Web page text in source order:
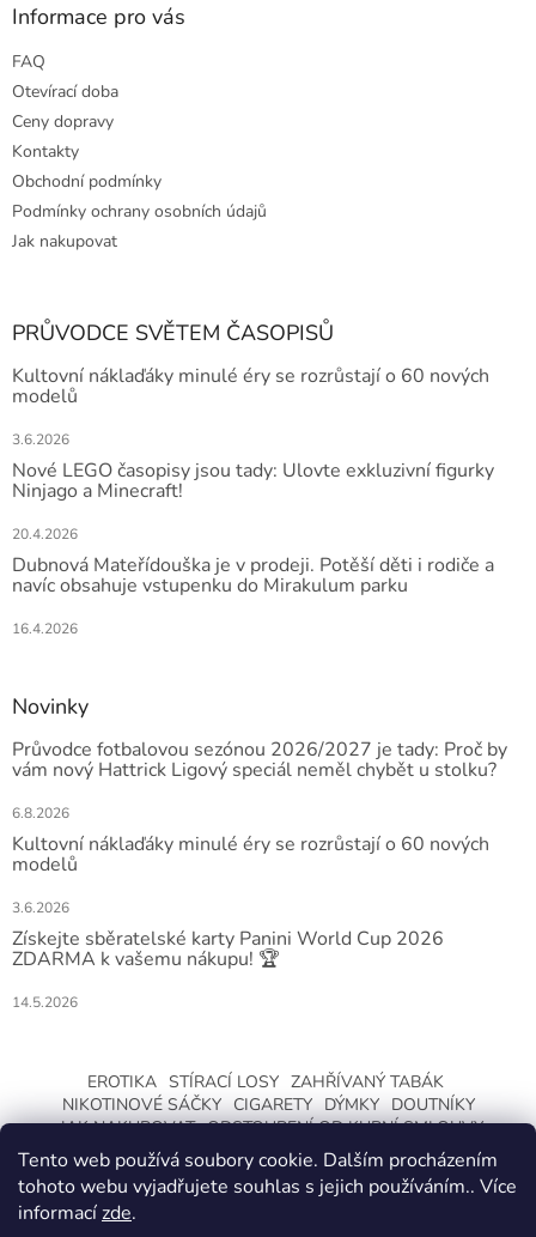
Tento web používá soubory cookie. Dalším procházením
tohoto webu vyjadřujete souhlas s jejich používáním.. Více
informacízde.
Informace pro vás
FAQ
Otevírací doba
Ceny dopravy
Kontakty
Obchodní podmínky
Podmínky ochrany osobních údajů
Jak nakupovat
PRŮVODCE SVĚTEM ČASOPISŮ
Kultovní náklaďáky minulé éry se rozrůstají o 60 nových
modelů
3.6.2026
Nové LEGO časopisy jsou tady: Ulovte exkluzivní figurky
Ninjago a Minecraft!
20.4.2026
Dubnová Mateřídouška je v prodeji. Potěší děti i rodiče a
navíc obsahuje vstupenku do Mirakulum parku
16.4.2026
Novinky
Průvodce fotbalovou sezónou 2026/2027 je tady: Proč by
vám nový Hattrick Ligový speciál neměl chybět u stolku?
6.8.2026
Kultovní náklaďáky minulé éry se rozrůstají o 60 nových
modelů
3.6.2026
Získejte sběratelské karty Panini World Cup 2026
ZDARMA k vašemu nákupu! 🏆
14.5.2026
EROTIKA STÍRACÍ LOSY ZAHŘÍVANÝ TABÁK
NIKOTINOVÉ SÁČKY CIGARETY DÝMKY
DOUTNÍKY
JAK NAKUPOVAT ODSTOUPENÍ OD KUPNÍ SMLOUVY